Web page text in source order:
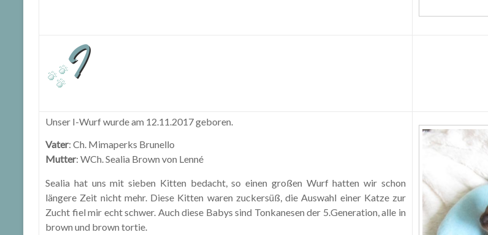
Unser I-Wurf wurde am 12.11.2017 geboren.
Vater: Ch. Mimaperks Brunello
Mutter: WCh. Sealia Brown von Lenné
Sealia hat uns mit sieben Kitten bedacht, so einen großen Wurf hatten wir schon
längere Zeit nicht mehr. Diese Kitten waren zuckersüß, die Auswahl einer Katze zur
Zucht fiel mir echt schwer. Auch diese Babys sind Tonkanesen der 5.Generation, alle in
brown und brown tortie.